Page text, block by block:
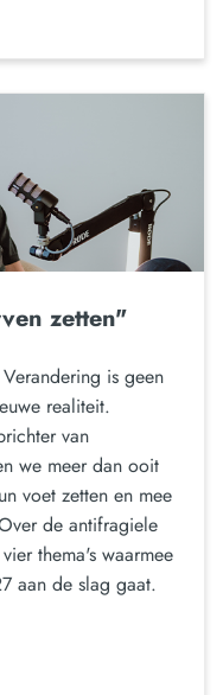
zetten"
is geen
realiteit.
van
we meer dan ooit
voet zetten en mee
de antifragiele
thema's waarmee
aan de slag gaat.